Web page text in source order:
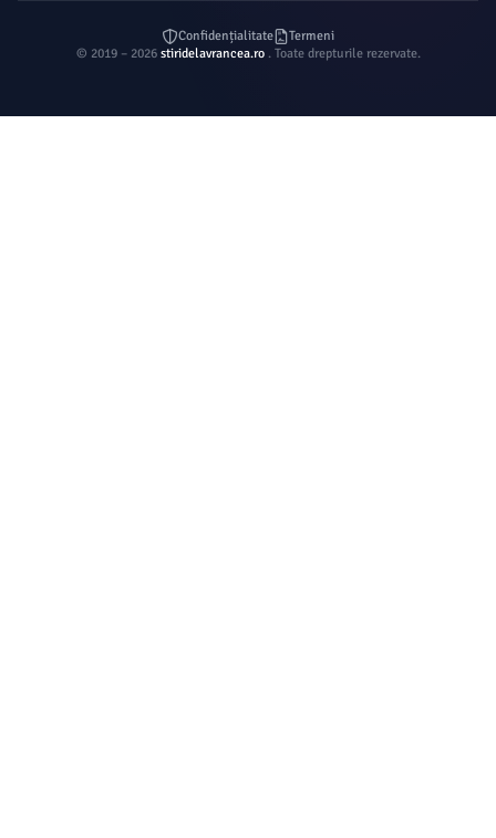
Confidențialitate
Termeni
© 2019 – 2026 stiridelavrancea.ro . Toate drepturile rezervate.